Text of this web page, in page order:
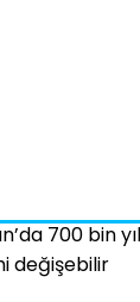
700 bin
değişebilir